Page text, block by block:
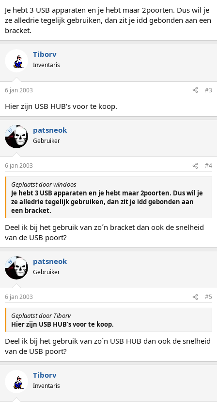
Je hebt 3 USB apparaten en je hebt maar 2poorten. Dus wil je
ze alledrie tegelijk gebruiken, dan zit je idd gebonden aan een
bracket.
Tiborv
Inventaris
6 jan 2003 #3
Hier zijn USB HUB's voor te koop.
TS patsneok
Gebruiker
6 jan 2003 #4
Geplaatst door windoos
Je hebt 3 USB apparaten en je hebt maar 2poorten. Dus wil je
ze alledrie tegelijk gebruiken, dan zit je idd gebonden aan
een bracket.
Deel ik bij het gebruik van zo´n bracket dan ook de snelheid
van de USB poort?
TS patsneok
Gebruiker
6 jan 2003 #5
Geplaatst door Tiborv
Hier zijn USB HUB's voor te koop.
Deel ik bij het gebruik van zo´n USB HUB dan ook de snelheid
van de USB poort?
Tiborv
Inventaris